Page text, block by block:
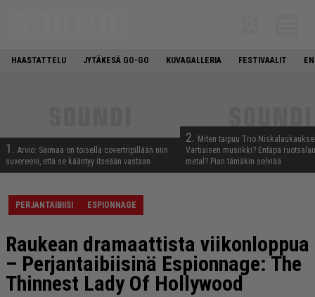
HAASTATTELU JYTÄKESÄ GO-GO KUVAGALLERIA FESTIVAALIT
1. Arvio: Saimaa on toisella covertripillään niin
suvereeni, että se kääntyy itseään vastaan
2. Miten taipuu Trio
Vartiaisen musiikki? Entäpä
metal? Pian tämäkin selviää
PERJANTAIBIISI ESPIONNAGE
Raukean dramaattista viikonloppua
– Perjantaibiisinä Espionnage: The
Thinnest Lady Of Hollywood